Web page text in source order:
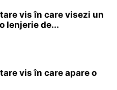
vis în care visezi un
lenjerie de...
vis în care apare o